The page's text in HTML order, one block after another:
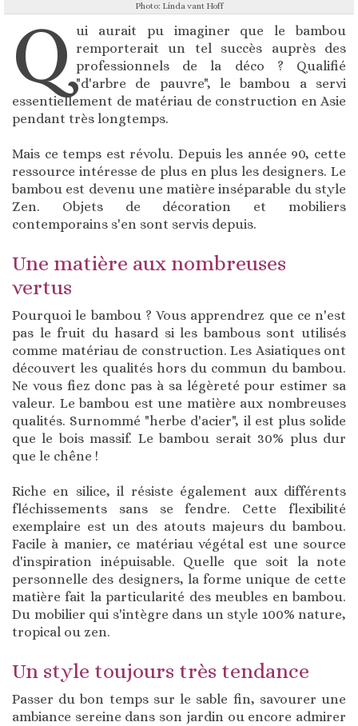
Photo: Linda vant Hoff
Q ui aurait pu imaginer que le bambou
remporterait un tel succès auprès des
professionnels de la déco ? Qualifié
"d'arbre de pauvre", le bambou a servi
essentiellement de matériau de construction en Asie
pendant très longtemps.
Mais ce temps est révolu. Depuis les année 90, cette
ressource intéresse de plus en plus les designers. Le
bambou est devenu une matière inséparable du style
Zen. Objets de décoration et mobiliers
contemporains s'en sont servis depuis.
Une matière aux nombreuses
vertus
Pourquoi le bambou ? Vous apprendrez que ce n'est
pas le fruit du hasard si les bambous sont utilisés
comme matériau de construction. Les Asiatiques ont
découvert les qualités hors du commun du bambou.
Ne vous fiez donc pas à sa légèreté pour estimer sa
valeur. Le bambou est une matière aux nombreuses
qualités. Surnommé "herbe d'acier", il est plus solide
que le bois massif. Le bambou serait 30% plus dur
que le chêne !
Riche en silice, il résiste également aux différents
fléchissements sans se fendre. Cette flexibilité
exemplaire est un des atouts majeurs du bambou.
Facile à manier, ce matériau végétal est une source
d'inspiration inépuisable. Quelle que soit la note
personnelle des designers, la forme unique de cette
matière fait la particularité des meubles en bambou.
Du mobilier qui s'intègre dans un style 100% nature,
tropical ou zen.
Un style toujours très tendance
Passer du bon temps sur le sable fin, savourer une
ambiance sereine dans son jardin ou encore admirer